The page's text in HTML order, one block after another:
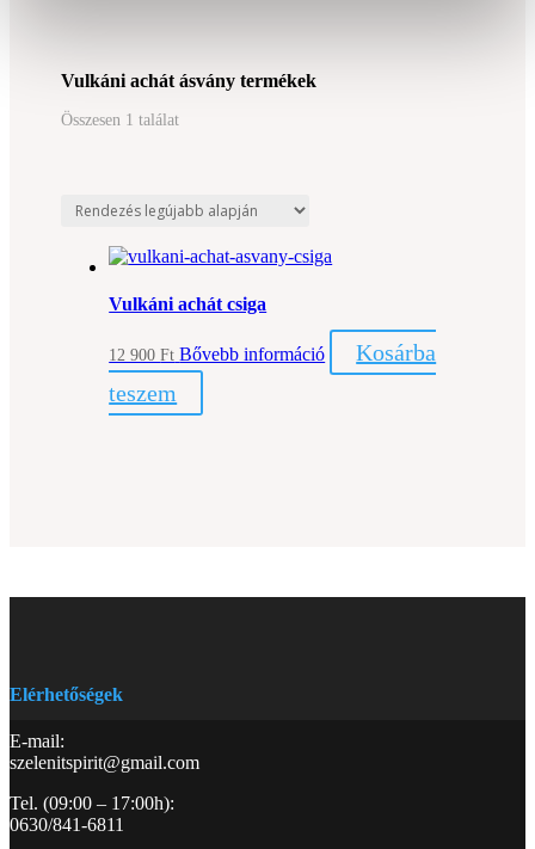
Vulkáni achát ásvány termékek
Összesen 1 találat
Vulkáni achát csiga
12 900Ft Bővebb információ
Kosárba
teszem
Elérhetőségek
E-mail:
szelenitspirit@gmail.com
Tel. (09:00 – 17:00h):
0630/841-6811